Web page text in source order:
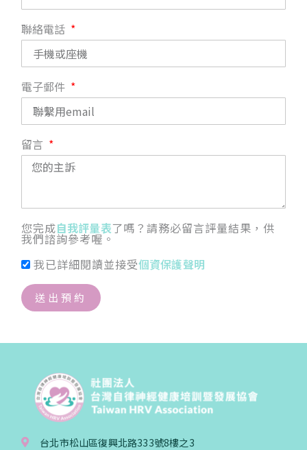
聯絡電話
電子郵件
留言
您完成自我評量表了嗎？請務必留言評量結果，供
我們諮詢參考喔。
我已詳細閱讀並接受個資保護聲明
送出預約
台北市松山區復興北路333號8樓之3